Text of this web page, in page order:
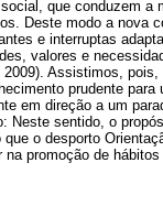
que conduzem a
Deste modo a nova
e interruptas
valores e
2009). Assistimos,
prudente
em direção a um
Neste sentido, o
que o desporto
na promoção de